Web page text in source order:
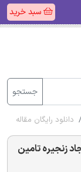
سبد خرید
جستجو
دانلود رایگان مقاله
زنجیره تامین